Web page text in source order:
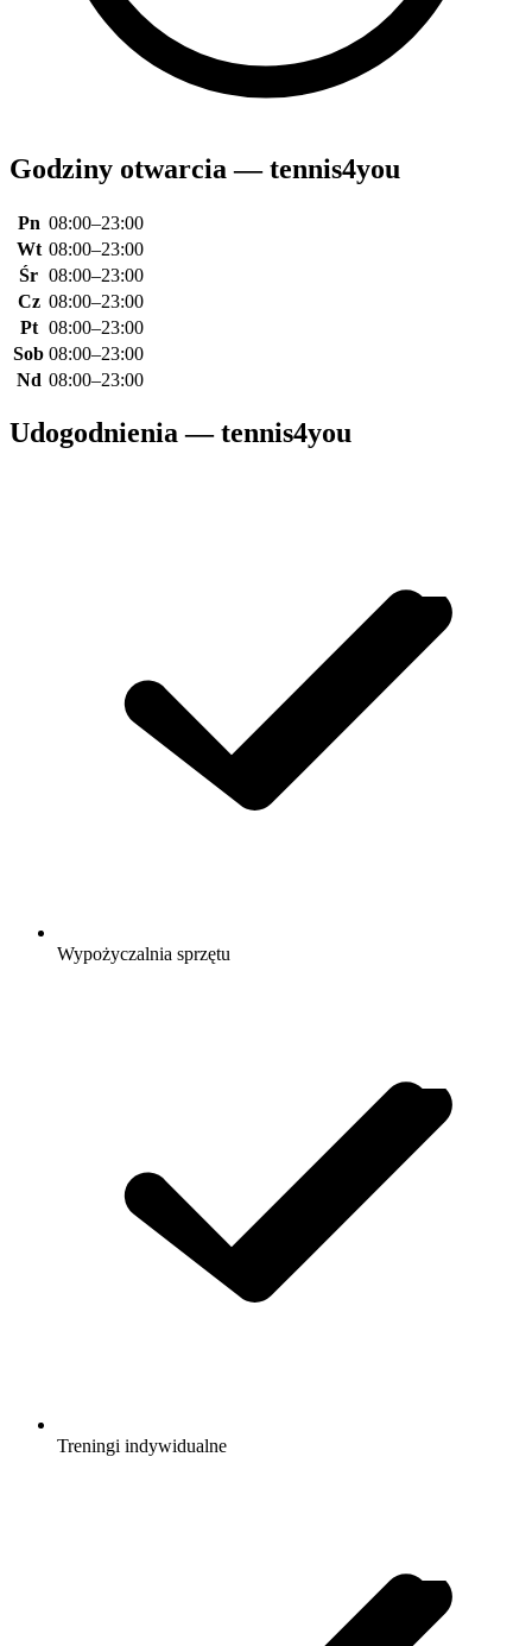
Godziny otwarcia — tennis4you
Pn 08:00–23:00
Wt 08:00–23:00
Śr 08:00–23:00
Cz 08:00–23:00
Pt 08:00–23:00
Sob 08:00–23:00
Nd 08:00–23:00
Udogodnienia — tennis4you
Wypożyczalnia sprzętu
Treningi indywidualne